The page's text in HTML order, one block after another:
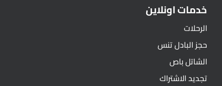
خدمات اونلاين
الرحلات
حجز البادل تنس
الشاتل باص
تجديد الاشتراك